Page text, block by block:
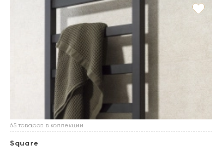
65 товаров в коллекции
Square